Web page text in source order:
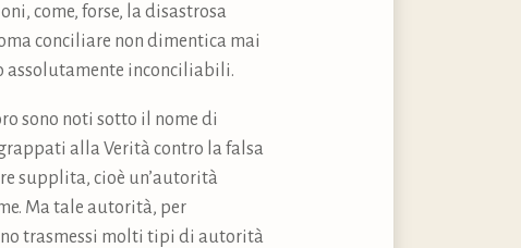
come, forse, la disastrosa
conciliare non dimentica mai
assolutamente inconciliabili.
sono noti sotto il nome di
alla Verità contro la falsa
supplita, cioè un’autorità
Ma tale autorità, per
trasmessi molti tipi di autorità